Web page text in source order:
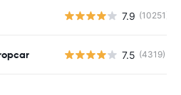
7.9 (10251)
7.5 (4319)